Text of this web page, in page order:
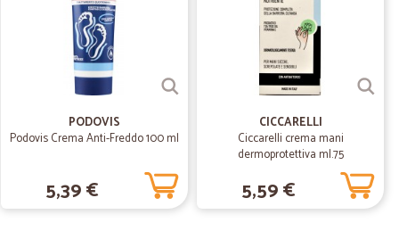
con data di scadenza troppo ravvicinata. Però
13/02/2021
05/10/2020
PODOVIS
Podovis Crema Anti-Freddo 100 ml
5,39 €
CICCARELLI
Ciccarelli crema mani
dermoprotettiva ml.75
5,59 €